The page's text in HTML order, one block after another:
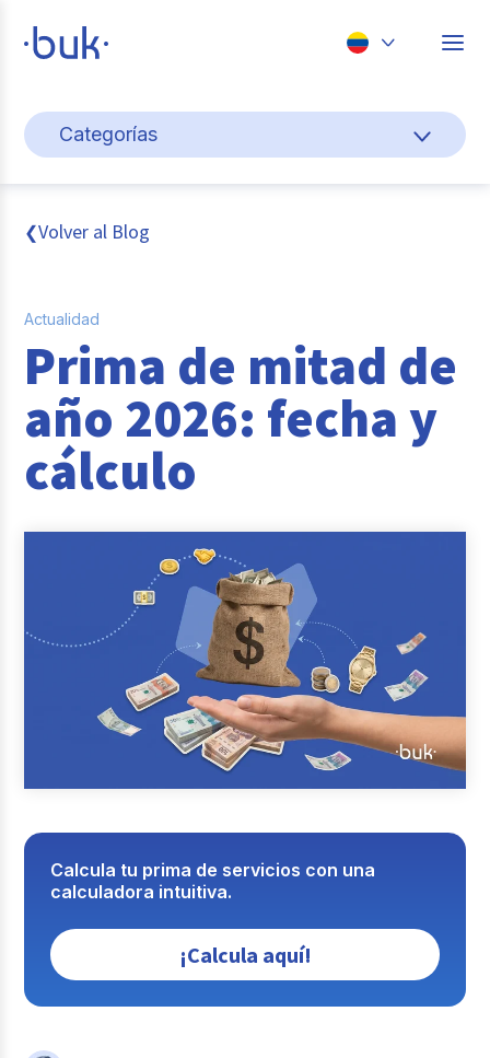
Perú
Categorías
Cultura y bienestar laboral
Gestión de personas
Pago de nómina
Buk
Transformación digital
Tendencias y Data
Casos de éxito
Columna del Experto
Entrevistas
❮Volver al Blog
Actualidad
Prima de mitad de
año 2026: fecha y
cálculo
Calcula tu prima de servicios con una
calculadora intuitiva.
¡Calcula aquí!